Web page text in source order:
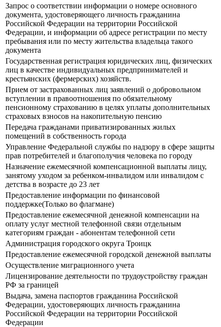
Запрос о соответствии информации о номере основного
документа, удостоверяющего личность гражданина
Российской Федерации на территории Российской
Федерации, и информации об адресе регистрации по месту
пребывания или по месту жительства владельца такого
документа
Государственная регистрация юридических лиц, физических
лиц в качестве индивидуальных предпринимателей и
крестьянских (фермерских) хозяйств.
Прием от застрахованных лиц заявлений о добровольном
вступлении в правоотношения по обязательному
пенсионному страхованию в целях уплаты дополнительных
страховых взносов на накопительную пенсию
Передача гражданами приватизированных жилых
помещений в собственность города
Управление Федеральной службы по надзору в сфере защиты
прав потребителей и благополучия человека по городу
Назначение ежемесячной компенсационной выплаты лицу,
занятому уходом за ребенком-инвалидом или инвалидом с
детства в возрасте до 23 лет
Предоставление информации по финансовой
поддержке(Только во флагмане)
Предоставление ежемесячной денежной компенсации на
оплату услуг местной телефонной связи отдельным
категориям граждан - абонентам телефонной сети
Администрация городского округа Троицк
Предоставление ежемесячной городской денежной выплаты
Осуществление миграционного учета
Лицензирование деятельности по трудоустройству граждан
РФ за границей
Выдача, замена паспортов гражданина Российской
Федерации, удостоверяющих личность гражданина
Российской Федерации на территории Российской
Федерации